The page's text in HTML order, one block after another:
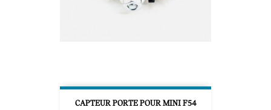
CAPTEUR PORTE POUR MINI F54